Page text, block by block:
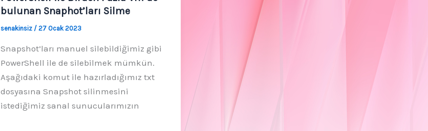
bulunan Snaphot’ları Silme
senakinsiz / 27 Ocak 2023
Snapshot’ları manuel silebildiğimiz gibi
PowerShell ile de silebilmek mümkün.
Aşağıdaki komut ile hazırladığımız txt
dosyasına Snapshot silinmesini
istediğimiz sanal sunucularımızın